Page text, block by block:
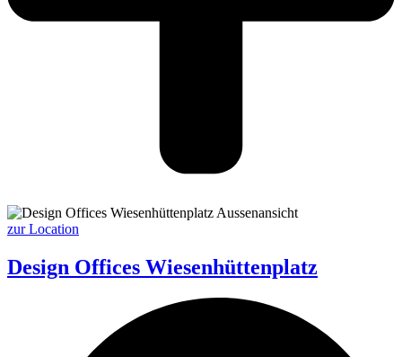
zur Location
Design Offices Wiesenhüttenplatz